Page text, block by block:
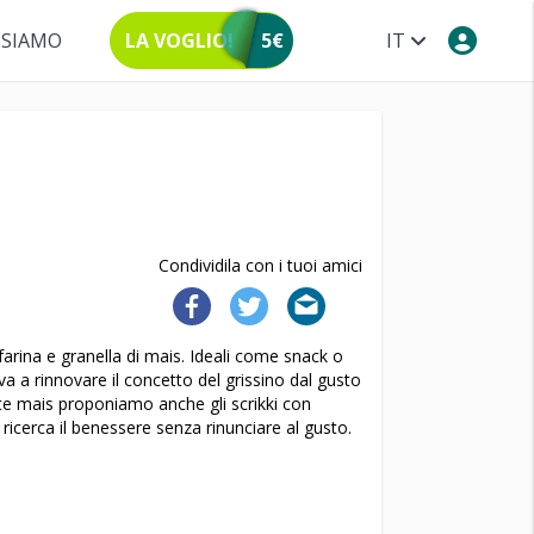
IT
LA VOGLIO! 5€
Condividila con i tuoi amici
e granella di mais. Ideali come snack o
a rinnovare il concetto del grissino dal gusto
mais proponiamo anche gli scrikki con
il benessere senza rinunciare al gusto.